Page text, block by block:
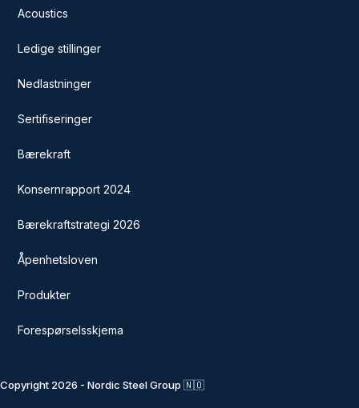
Acoustics
Ledige stillinger
Nedlastninger
Sertifiseringer
Bærekraft
Konsernrapport 2024
Bærekraftstrategi 2026
Åpenhetsloven
Produkter
Forespørselsskjema
Copyright 2026 - Nordic Steel Group 🇳🇴